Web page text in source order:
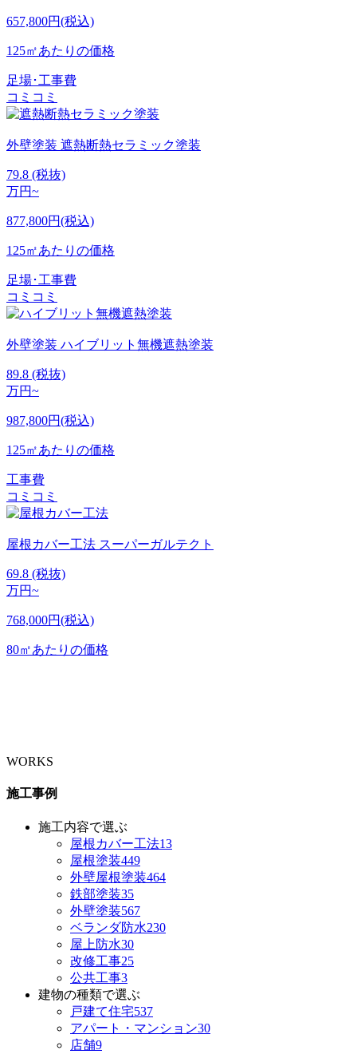
657,800円(税込)
125㎡あたりの価格
足場･工事費
コミコミ
外壁塗装 遮熱断熱セラミック塗装
79.8 (税抜)
万円~
877,800円(税込)
125㎡あたりの価格
足場･工事費
コミコミ
外壁塗装 ハイブリット無機遮熱塗装
89.8 (税抜)
万円~
987,800円(税込)
125㎡あたりの価格
工事費
コミコミ
屋根カバー工法 スーパーガルテクト
69.8 (税抜)
万円~
768,000円(税込)
80㎡あたりの価格
WORKS
施工事例
施工内容で選ぶ
屋根カバー工法13
屋根塗装449
外壁屋根塗装464
鉄部塗装35
外壁塗装567
ベランダ防水230
屋上防水30
改修工事25
公共工事3
建物の種類で選ぶ
戸建て住宅537
アパート・マンション30
店舗9